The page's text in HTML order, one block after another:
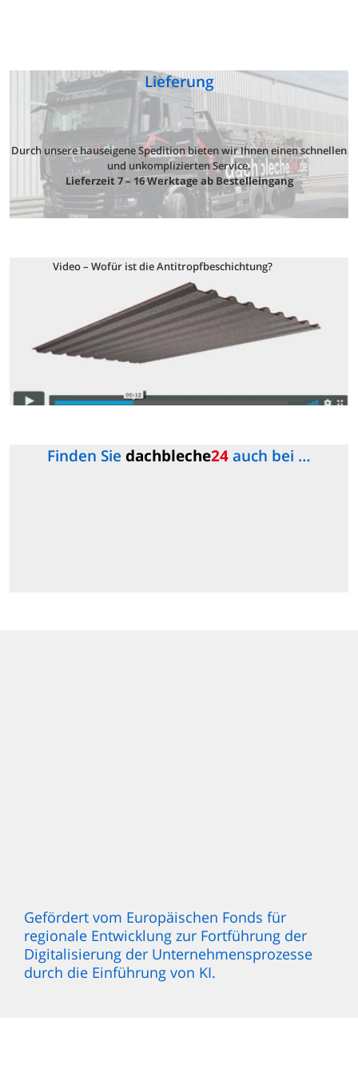
Lieferung
Durch unsere hauseigene Spedition bieten wir Ihnen einen schnellen
und unkomplizierten Service.
Lieferzeit 7 – 16 Werktage ab Bestelleingang
Video – Wofür ist die Antitropfbeschichtung?
Finden Sie dachbleche24auch bei …
Gefördert vom Europäischen Fonds für
regionale Entwicklung zur Fortführung der
Digitalisierung der Unternehmensprozesse
durch die Einführung von KI.